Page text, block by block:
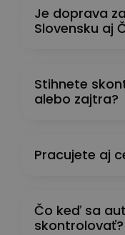
Je doprava
Slovensku aj
Stihnete
alebo zajtra?
Pracujete aj
Čo keď sa
skontrolovať?